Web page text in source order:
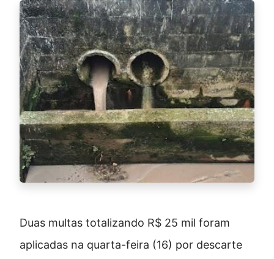
Duas multas totalizando R$ 25 mil foram
aplicadas na quarta-feira (16) por descarte